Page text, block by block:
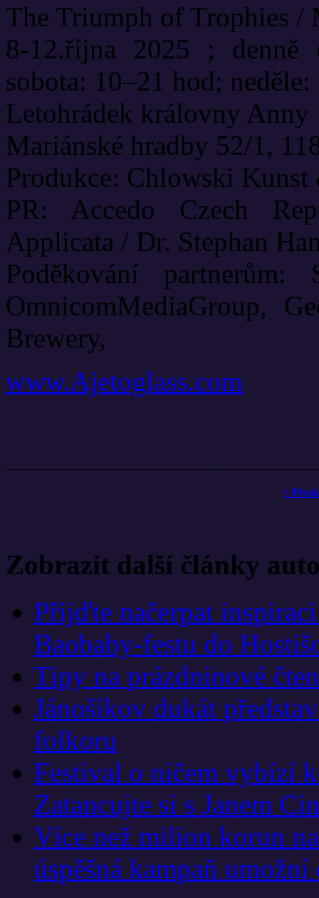
The Triumph of Trophies /
8-12.října 2025 ; denně
sobota: 10–21 hod;
Letohrádek královny Anny
Mariánské hradby 52/1,
Produkce: Chlowski
PR: Accedo Czech
Applicata / Dr. Stephan
Poděkování
OmnicomMediaGroup,
Brewery,
www.Ajetoglass.com
<
Zobrazit další články
Přijďte načerpat
Baobaby-festu do
Tipy na prázdninové
Jánošíkov dukát
folkoru
Festival o ničem vybízí
Zatancujte si s Janem
Více než milion korun
úspěšná kampaň